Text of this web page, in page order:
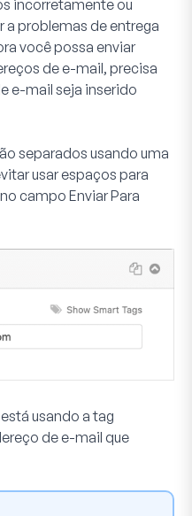
incorretamente ou
a problemas de entrega
você possa enviar
de e-mail, precisa
e-mail seja inserido
separados usando uma
usar espaços para
campo Enviar Para
usando a tag
de e-mail que